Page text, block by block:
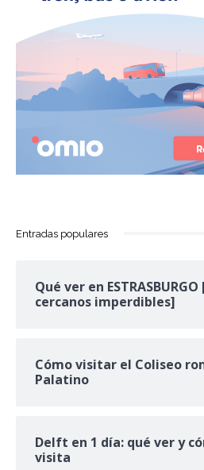
Entradas populares
Qué ver en
cercanos imperdibles]
Cómo visitar el Coliseo
Palatino
Delft en 1 día: qué ver y
visita